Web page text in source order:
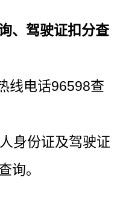
、驾驶证扣分查
线电话96598查
身份证及驾驶证
询。